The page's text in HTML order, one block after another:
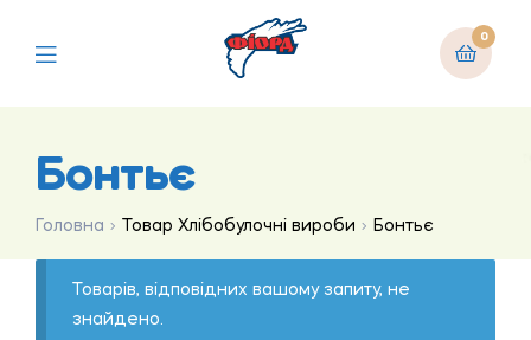
0
Бонтьє
Головна Товар Хлібобулочні вироби Бонтьє
Товарів, відповідних вашому запиту, не
знайдено.